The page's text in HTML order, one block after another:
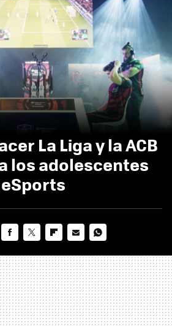
La Liga y la ACB
los adolescentes
MAIL